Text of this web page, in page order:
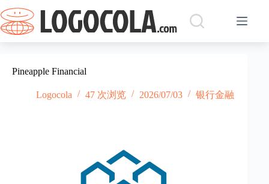
过
内
容
Pineapple Financial
Logocola 47 次浏览 2026/07/03 银行金融